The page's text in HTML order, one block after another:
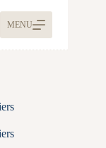
MENU